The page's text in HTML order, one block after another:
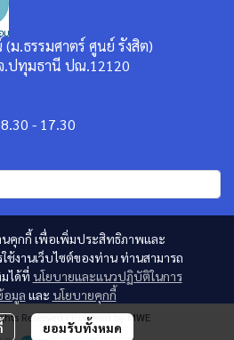
นคุกกี้ เพื่อเพิ่มประสิทธิภาพและ
งานเว็บไซต์ของท่าน ท่านสามารถ
ได้ที่ นโยบายและแนวปฏิบัติในการ
อมูล และ นโยบายคุกกี้
ยอมรับทั้งหมด
ม.ธรรมศาตร์ ศูนย์ รังสิต)
.ปทุมธานี ปณ.12120
- 17.30
Reserved | Powered by MWE